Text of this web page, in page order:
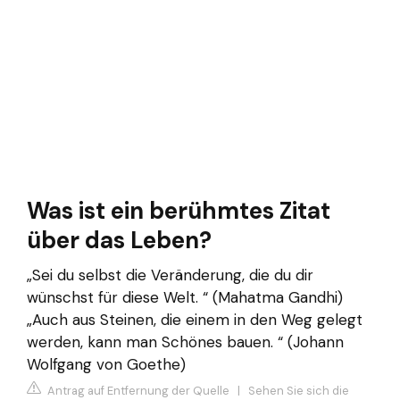
Was ist ein berühmtes Zitat
über das Leben?
„Sei du selbst die Veränderung, die du dir
wünschst für diese Welt. “ (Mahatma Gandhi)
„Auch aus Steinen, die einem in den Weg gelegt
werden, kann man Schönes bauen. “ (Johann
Wolfgang von Goethe)
Antrag auf Entfernung der Quelle | Sehen Sie sich die